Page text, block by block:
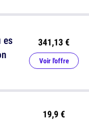
19,9 €
es
341,13 €
Voir l'offre